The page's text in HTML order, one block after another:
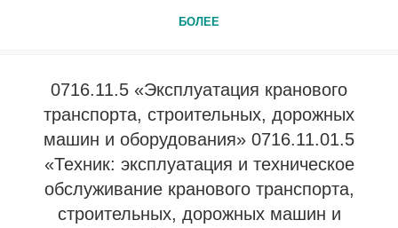
БОЛЕЕ
0716.11.5 «Эксплуатация кранового
транспорта, строительных, дорожных
машин и оборудования» 0716.11.01.5
«Техник: эксплуатация и техническое
обслуживание кранового транспорта,
строительных, дорожных машин и